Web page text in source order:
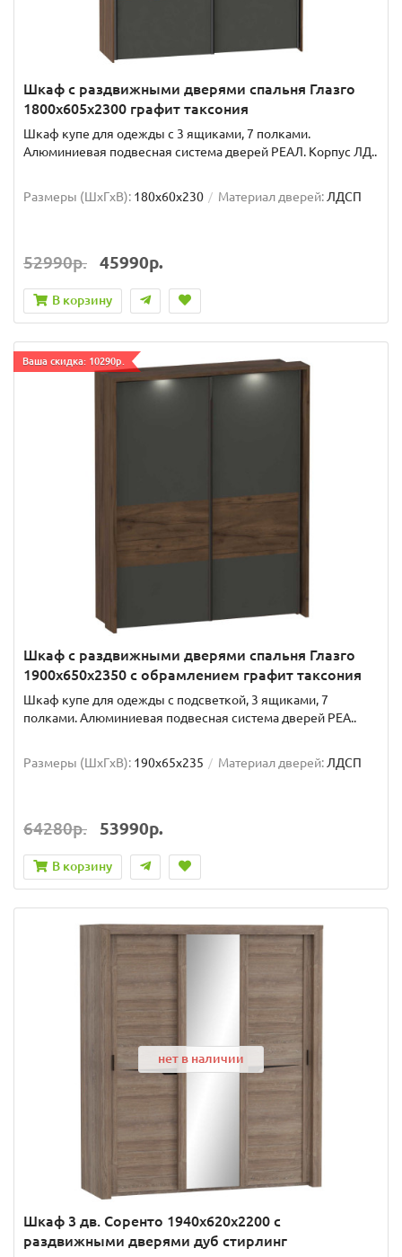
Шкаф с раздвижными дверями спальня Глазго
1800x605x2300 графит таксония
Шкаф купе для одежды с 3 ящиками, 7 полками.
Алюминиевая подвесная система дверей РЕАЛ. Корпус ЛД..
Размеры (ШxГxВ): 180x60x230 Материал дверей: ЛДСП
52990р. 45990р.
В корзину
Ваша скидка: 10290р.
Шкаф с раздвижными дверями спальня Глазго
1900x650x2350 с обрамлением графит таксония
Шкаф купе для одежды с подсветкой, 3 ящиками, 7
полками. Алюминиевая подвесная система дверей РЕА..
Размеры (ШxГxВ): 190x65x235 Материал дверей: ЛДСП
64280р. 53990р.
В корзину
нет в наличии
Шкаф 3 дв. Соренто 1940x620x2200 с
раздвижными дверями дуб стирлинг